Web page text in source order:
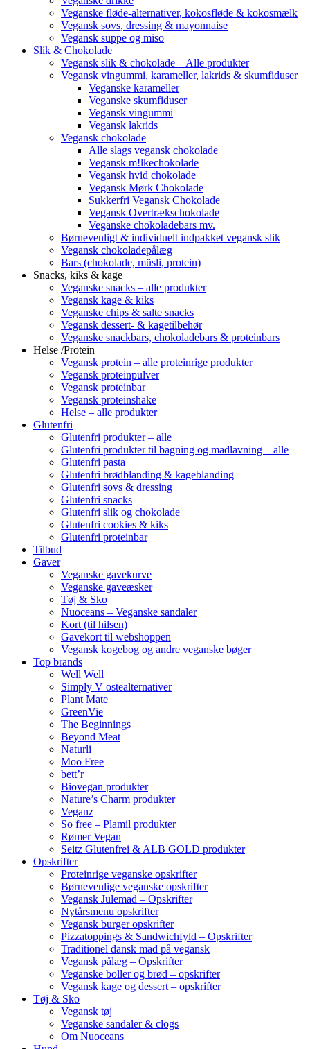
Veganske fløde-alternativer, kokosfløde & kokosmælk
Vegansk sovs, dressing & mayonnaise
Vegansk suppe og miso
Slik & Chokolade
Vegansk slik & chokolade – Alle produkter
Vegansk vingummi, karameller, lakrids & skumfiduser
Veganske karameller
Veganske skumfiduser
Vegansk vingummi
Vegansk lakrids
Vegansk chokolade
Alle slags vegansk chokolade
Vegansk m!lkechokolade
Vegansk hvid chokolade
Vegansk Mørk Chokolade
Sukkerfri Vegansk Chokolade
Vegansk Overtrækschokolade
Veganske chokoladebars mv.
Børnevenligt & individuelt indpakket vegansk slik
Vegansk chokoladepålæg
Bars (chokolade, müsli, protein)
Snacks, kiks & kage
Veganske snacks – alle produkter
Vegansk kage & kiks
Veganske chips & salte snacks
Vegansk dessert- & kagetilbehør
Veganske snackbars, chokoladebars & proteinbars
Helse /Protein
Vegansk protein – alle proteinrige produkter
Vegansk proteinpulver
Vegansk proteinbar
Vegansk proteinshake
Helse – alle produkter
Glutenfri
Glutenfri produkter – alle
Glutenfri produkter til bagning og madlavning – alle
Glutenfri pasta
Glutenfri brødblanding & kageblanding
Glutenfri sovs & dressing
Glutenfri snacks
Glutenfri slik og chokolade
Glutenfri cookies & kiks
Glutenfri proteinbar
Tilbud
Gaver
Veganske gavekurve
Veganske gaveæsker
Tøj & Sko
Nuoceans – Veganske sandaler
Kort (til hilsen)
Gavekort til webshoppen
Vegansk kogebog og andre veganske bøger
Top brands
Well Well
Simply V ostealternativer
Plant Mate
GreenVie
The Beginnings
Beyond Meat
Naturli
Moo Free
bett’r
Biovegan produkter
Nature’s Charm produkter
Veganz
So free – Plamil produkter
Rømer Vegan
Seitz Glutenfrei & ALB GOLD produkter
Opskrifter
Proteinrige veganske opskrifter
Børnevenlige veganske opskrifter
Vegansk Julemad – Opskrifter
Nytårsmenu opskrifter
Vegansk burger opskrifter
Pizzatoppings & Sandwichfyld – Opskrifter
Traditionel dansk mad på vegansk
Vegansk pålæg – Opskrifter
Veganske boller og brød – opskrifter
Vegansk kage og dessert – opskrifter
Tøj & Sko
Vegansk tøj
Veganske sandaler & clogs
Om Nuoceans